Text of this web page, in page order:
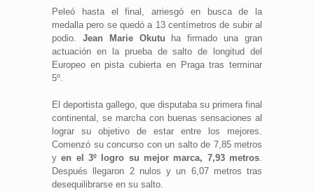
Peleó hasta el final, arriesgó en busca de la
medalla pero se quedó a 13 centímetros de subir al
podio. Jean Marie Okutu ha firmado una gran
actuación en la prueba de salto de longitud del
Europeo en pista cubierta en Praga tras terminar
5º.
El deportista gallego, que disputaba su primera final
continental, se marcha con buenas sensaciones al
lograr su objetivo de estar entre los mejores.
Comenzó su concurso con un salto de 7,85 metros
yen el 3º logro su mejor marca, 7,93 metros.
Después llegaron 2 nulos y un 6,07 metros tras
desequilibrarse en su salto.